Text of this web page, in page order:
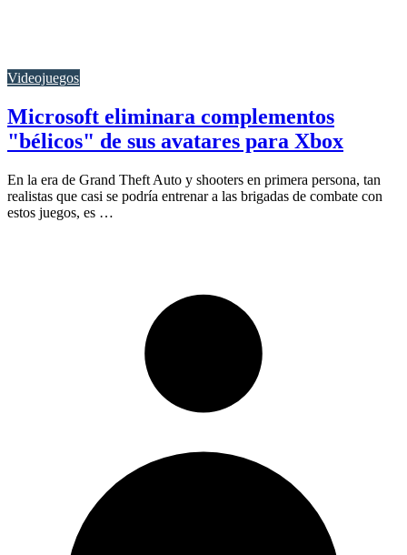
Videojuegos
Microsoft eliminara complementos
"bélicos" de sus avatares para Xbox
En la era de Grand Theft Auto y shooters en primera persona, tan
realistas que casi se podría entrenar a las brigadas de combate con
estos juegos, es …